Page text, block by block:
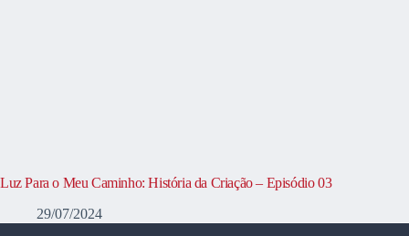
Luz Para o Meu Caminho: História da Criação – Episódio 03
29/07/2024